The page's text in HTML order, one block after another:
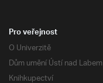
Pro veřejnost
O Univerzitě
Dům umění Ústí nad Labem
Knihkupectví